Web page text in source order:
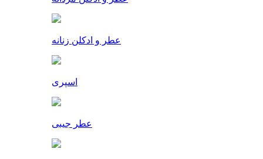
عطر و ادکلن زنانه
اسپری
عطر جیبی